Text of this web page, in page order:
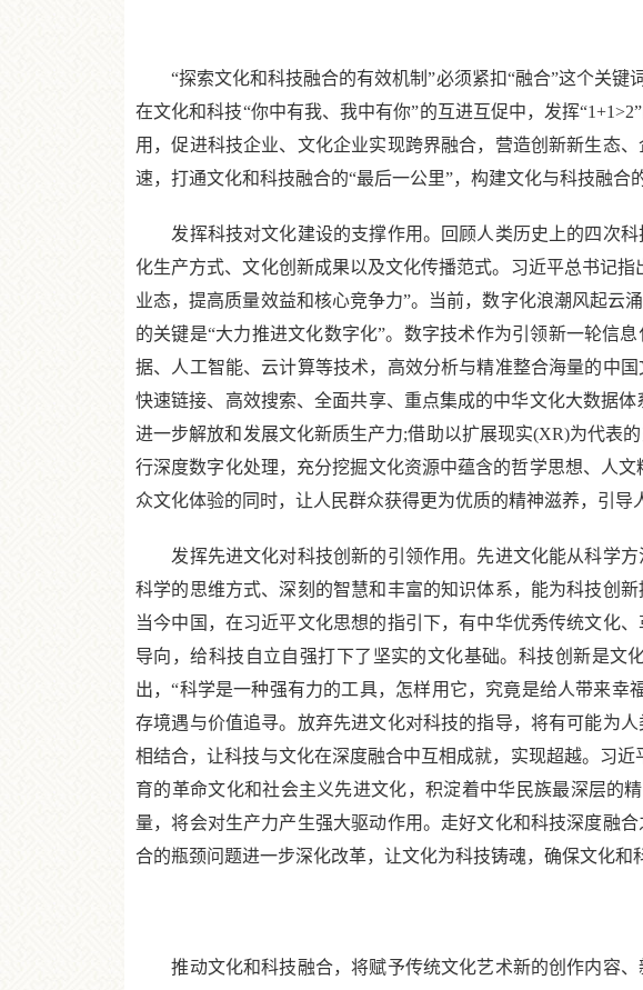
“探索文化和科技融合的有效机制”必须紧扣“融合”这个关键
在文化和科技“你中有我、我中有你”的互进互促中，发挥
用，促进科技企业、文化企业实现跨界融合，营造创新新生态
速，打通文化和科技融合的“最后一公里”，构建文化与科技融合
发挥科技对文化建设的支撑作用。回顾人类历史上的四次科
化生产方式、文化创新成果以及文化传播范式。习近平总书记
业态，提高质量效益和核心竞争力”。当前，数字化浪潮风起云
的关键是“大力推进文化数字化”。数字技术作为引领新一轮信
据、人工智能、云计算等技术，高效分析与精准整合海量的中
快速链接、高效搜索、全面共享、重点集成的中华文化大数据
进一步解放和发展文化新质生产力;借助以扩展现实(XR)为代表
行深度数字化处理，充分挖掘文化资源中蕴含的哲学思想、人
众文化体验的同时，让人民群众获得更为优质的精神滋养，引导
发挥先进文化对科技创新的引领作用。先进文化能从科学方
科学的思维方式、深刻的智慧和丰富的知识体系，能为科技创
当今中国，在习近平文化思想的指引下，有中华优秀传统文化
导向，给科技自立自强打下了坚实的文化基础。科技创新是
出，“科学是一种强有力的工具，怎样用它，究竟是给人带来
存境遇与价值追寻。放弃先进文化对科技的指导，将有可能为
相结合，让科技与文化在深度融合中互相成就，实现超越。习
育的革命文化和社会主义先进文化，积淀着中华民族最深层的
量，将会对生产力产生强大驱动作用。走好文化和科技深度融
合的瓶颈问题进一步深化改革，让文化为科技铸魂，确保文化和
推动文化和科技融合，将赋予传统文化艺术新的创作内容、